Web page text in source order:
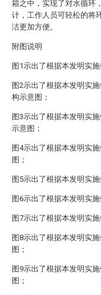
箱之中，实现了对水循环
计，工作人员可轻松的将
洁更加方便。
附图说明
图1示出了根据本发明实
图2示出了根据本发明实
构示意图；
图3示出了根据本发明实
示意图；
图4示出了根据本发明实
图；
图5示出了根据本发明实
图6示出了根据本发明实
图7示出了根据本发明实
图8示出了根据本发明实
图；
图9示出了根据本发明实
图；